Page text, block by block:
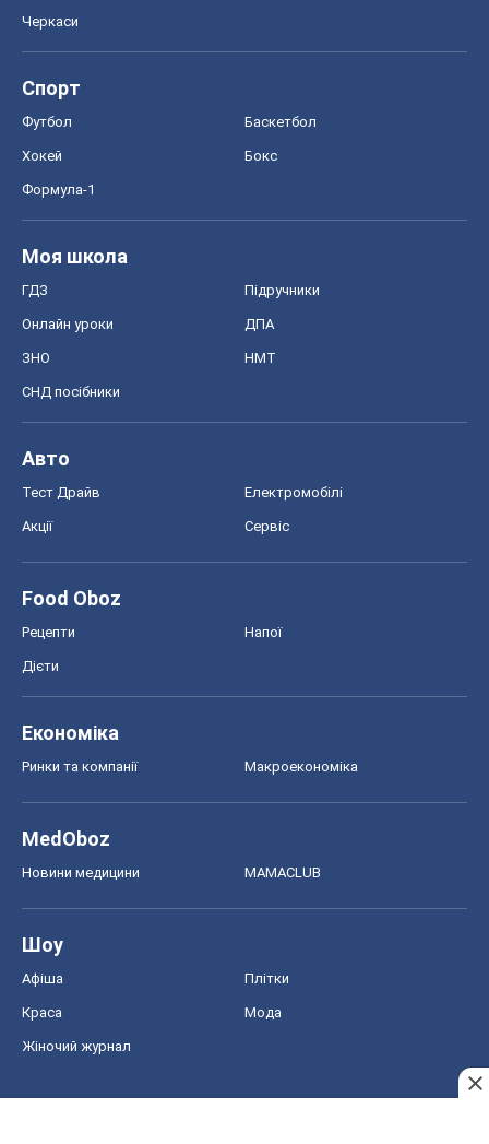
Черкаси
Спорт
Футбол Баскетбол
Хокей Бокс
Формула-1
Моя школа
ГДЗ Підручники
Онлайн уроки ДПА
ЗНО НМТ
СНД посібники
Авто
Тест Драйв Електромобілі
Акції Сервіс
Food Oboz
Рецепти Напої
Дієти
Економіка
Ринки та компанії Макроекономіка
MedOboz
Новини медицини MAMACLUB
Шоу
Афіша Плітки
Краса Мода
Жіночий журнал